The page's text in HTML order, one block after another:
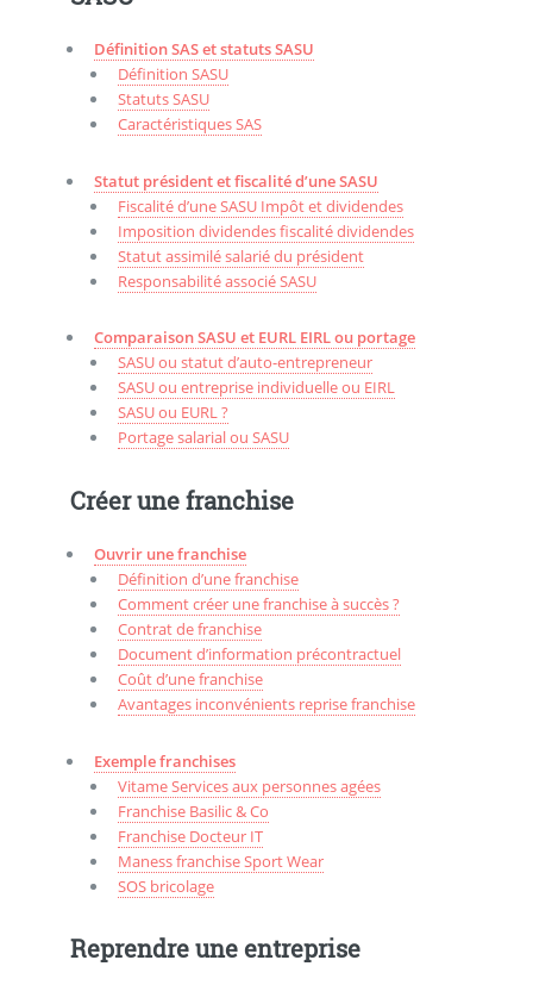
Définition SAS et statuts SASU
Définition SASU
Statuts SASU
Caractéristiques SAS
Statut président et fiscalité d’une SASU
Fiscalité d’une SASU Impôt et dividendes
Imposition dividendes fiscalité dividendes
Statut assimilé salarié du président
Responsabilité associé SASU
Comparaison SASU et EURL EIRL ou portage
SASU ou statut d’auto-entrepreneur
SASU ou entreprise individuelle ou EIRL
SASU ou EURL ?
Portage salarial ou SASU
Créer une franchise
Ouvrir une franchise
Définition d’une franchise
Comment créer une franchise à succès ?
Contrat de franchise
Document d’information précontractuel
Coût d’une franchise
Avantages inconvénients reprise franchise
Exemple franchises
Vitame Services aux personnes agées
Franchise Basilic & Co
Franchise Docteur IT
Maness franchise Sport Wear
SOS bricolage
Reprendre une entreprise